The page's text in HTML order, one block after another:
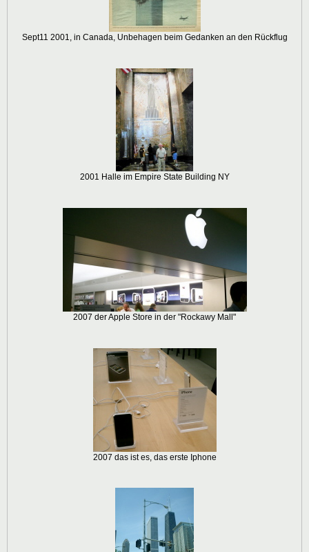
Sept11 2001, in Canada, Unbehagen beim Gedanken an den Rückflug
2001 Halle im Empire State Building NY
2007 der Apple Store in der "Rockawy Mall"
2007 das ist es, das erste Iphone